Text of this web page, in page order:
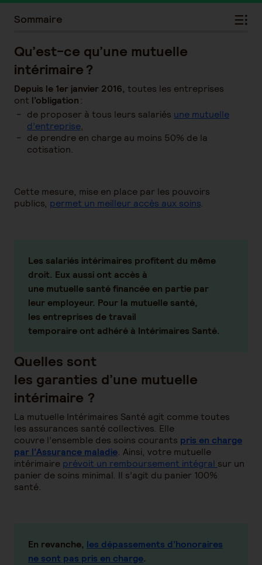
Sommaire
Qu’est-ce qu’une mutuelle
intérimaire ?
Depuis le 1er janvier 2016, toutes les entreprises
ont l’obligation :
de proposer à tous leurs salariés une mutuelle
d’entreprise,
de prendre en charge au moins 50% de la
cotisation.
Cette mesure, mise en place par les pouvoirs
publics, permet un meilleur accès aux soins.
Les salariés intérimaires profitent du même
droit. Eux aussi ont accès à
une mutuelle santé financée en partie par
leur employeur. Pour la mutuelle santé,
les entreprises de travail
temporaire ont adhéré à Intérimaires Santé.
Quelles sont
les garanties d’une mutuelle
intérimaire ?
La mutuelle Intérimaires Santé agit comme toutes
les assurances santé collectives. Elle
couvre l’ensemble des soins courants pris en charge
par l’Assurance maladie. Ainsi, votre mutuelle
intérimaire prévoit un remboursement intégral sur un
panier de soins minimal. Il s’agit du panier 100%
santé.
En revanche, les dépassements d’honoraires
ne sont pas pris en charge.